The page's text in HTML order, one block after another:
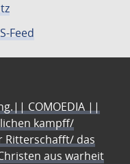
Feed
COMOEDIA ||
kampff/
das
aus warheit